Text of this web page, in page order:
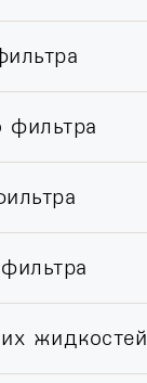
жидкостей